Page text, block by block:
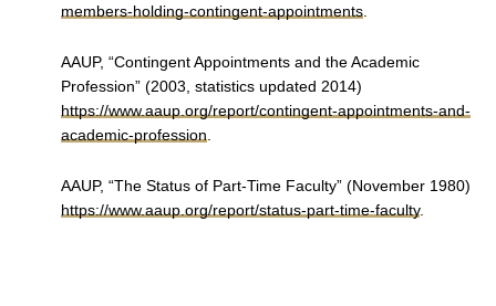
members-holding-contingent-appointments.
AAUP, “Contingent Appointments and the Academic
Profession” (2003, statistics updated 2014)
https://www.aaup.org/report/contingent-appointments-and-
academic-profession.
AAUP, “The Status of Part-Time Faculty” (November 1980)
https://www.aaup.org/report/status-part-time-faculty.